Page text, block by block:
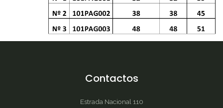
Contactos
Estrada Nacional 110